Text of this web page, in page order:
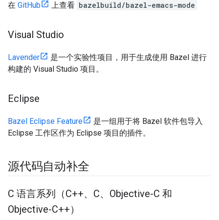
在 GitHub 上查看 bazelbuild/bazel-emacs-mode
Visual Studio
Lavender
是一个实验性项目，用于生成使用 Bazel 进行
构建的 Visual Studio 项目。
Eclipse
Bazel Eclipse Feature
是一组用于将 Bazel 软件包导入
Eclipse 工作区作为 Eclipse 项目的插件。
源代码自动补全
C 语言系列（C++、C、Objective-C 和
Objective-C++）